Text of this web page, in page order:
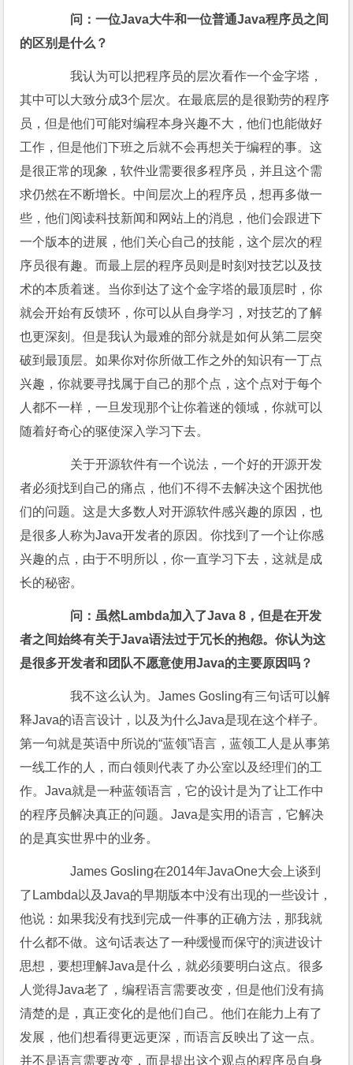
问：一位Java大牛和一位普通Java程序员之间
的区别是什么？
我认为可以把程序员的层次看作一个金字塔，
其中可以大致分成3个层次。在最底层的是很勤劳的程序
员，但是他们可能对编程本身兴趣不大，他们也能做好
工作，但是他们下班之后就不会再想关于编程的事。这
是很正常的现象，软件业需要很多程序员，并且这个需
求仍然在不断增长。中间层次上的程序员，想再多做一
些，他们阅读科技新闻和网站上的消息，他们会跟进下
一个版本的进展，他们关心自己的技能，这个层次的程
序员很有趣。而最上层的程序员则是时刻对技艺以及技
术的本质着迷。当你到达了这个金字塔的最顶层时，你
就会开始有反馈环，你可以从自身学习，对技艺的了解
也更深刻。但是我认为最难的部分就是如何从第二层突
破到最顶层。如果你对你所做工作之外的知识有一丁点
兴趣，你就要寻找属于自己的那个点，这个点对于每个
人都不一样，一旦发现那个让你着迷的领域，你就可以
随着好奇心的驱使深入学习下去。
关于开源软件有一个说法，一个好的开源开发
者必须找到自己的痛点，他们不得不去解决这个困扰他
们的问题。这是大多数人对开源软件感兴趣的原因，也
是很多人称为Java开发者的原因。你找到了一个让你感
兴趣的点，由于不明所以，你一直学习下去，这就是成
长的秘密。
问：虽然Lambda加入了Java 8，但是在开发
者之间始终有关于Java语法过于冗长的抱怨。你认为这
是很多开发者和团队不愿意使用Java的主要原因吗？
我不这么认为。James Gosling有三句话可以解
释Java的语言设计，以及为什么Java是现在这个样子。
第一句就是英语中所说的“蓝领”语言，蓝领工人是从事第
一线工作的人，而白领则代表了办公室以及经理们的工
作。Java就是一种蓝领语言，它的设计是为了让工作中
的程序员解决真正的问题。Java是实用的语言，它解决
的是真实世界中的业务。
James Gosling在2014年JavaOne大会上谈到
了Lambda以及Java的早期版本中没有出现的一些设计，
他说：如果我没有找到完成一件事的正确方法，那我就
什么都不做。这句话表达了一种缓慢而保守的演进设计
思想，要想理解Java是什么，就必须要明白这点。很多
人觉得Java老了，编程语言需要改变，但是他们没有搞
清楚的是，真正变化的是他们自己。他们在能力上有了
发展，他们想看得更远更深，而语言反映出了这一点。
并不是语言需要改变，而是提出这个观点的程序员自身